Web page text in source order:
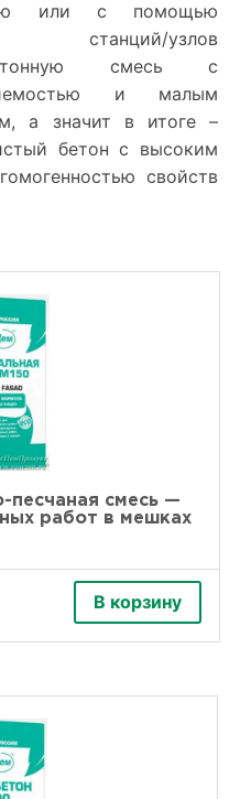
или с помощью
станций/узлов
смесь с
и малым
а значит в итоге –
бетон с высоким
свойств
песчаная смесь —
работ в мешках
В корзину